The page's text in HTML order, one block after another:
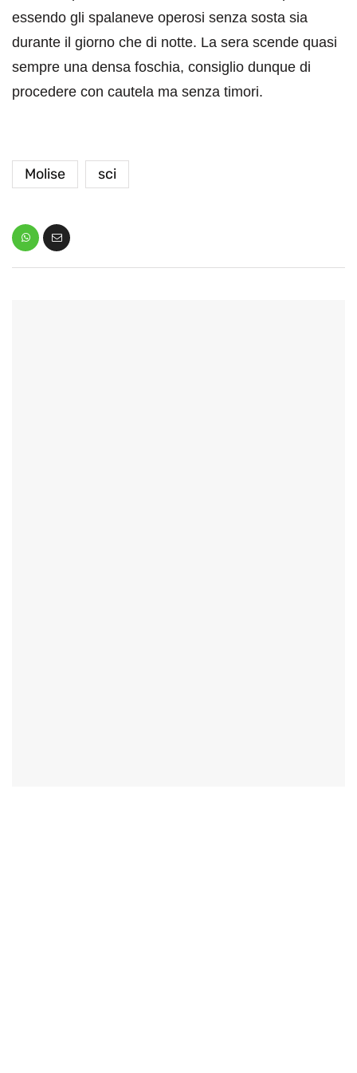
essendo gli spalaneve operosi senza sosta sia
durante il giorno che di notte. La sera scende quasi
sempre una densa foschia, consiglio dunque di
procedere con cautela ma senza timori.
Molise sci